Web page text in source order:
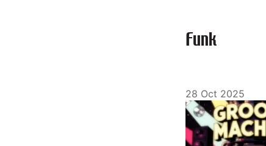
Funk
28 Oct 2025